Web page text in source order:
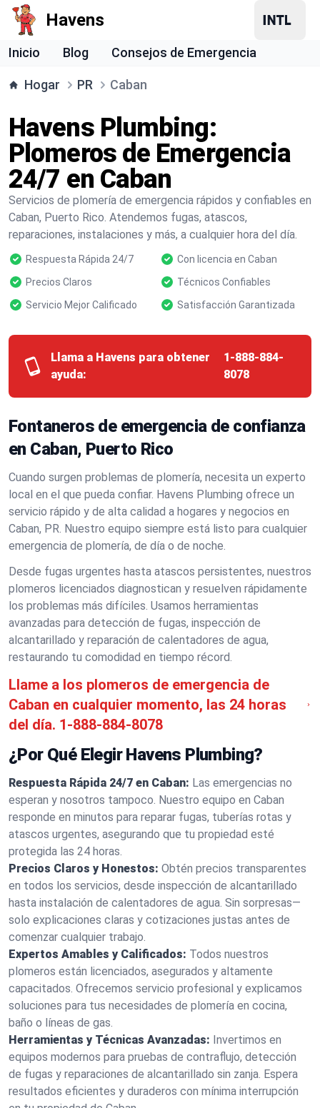
Havens
Inicio Blog Consejos de Emergencia
Hogar PR Caban
Havens Plumbing:
Plomeros de Emergencia
24/7 en Caban
Servicios de plomería de emergencia rápidos y confiables en
Caban, Puerto Rico. Atendemos fugas, atascos,
reparaciones, instalaciones y más, a cualquier hora del día.
Respuesta Rápida 24/7
Con licencia en Caban
Precios Claros
Técnicos Confiables
Servicio Mejor Calificado
Satisfacción Garantizada
Llama a Havens para obtener
ayuda:
1-888-884-
8078
Fontaneros de emergencia de confianza
en Caban, Puerto Rico
Cuando surgen problemas de plomería, necesita un experto
local en el que pueda confiar. Havens Plumbing ofrece un
servicio rápido y de alta calidad a hogares y negocios en
Caban, PR. Nuestro equipo siempre está listo para cualquier
emergencia de plomería, de día o de noche.
Desde fugas urgentes hasta atascos persistentes, nuestros
plomeros licenciados diagnostican y resuelven rápidamente
los problemas más difíciles. Usamos herramientas
avanzadas para detección de fugas, inspección de
alcantarillado y reparación de calentadores de agua,
restaurando tu comodidad en tiempo récord.
Llame a los plomeros de emergencia de
Caban en cualquier momento, las 24 horas
del día. 1-888-884-8078
¿Por Qué Elegir Havens Plumbing?
Respuesta Rápida 24/7 en Caban: Las emergencias no
esperan y nosotros tampoco. Nuestro equipo en Caban
responde en minutos para reparar fugas, tuberías rotas y
atascos urgentes, asegurando que tu propiedad esté
protegida las 24 horas.
Precios Claros y Honestos: Obtén precios transparentes
en todos los servicios, desde inspección de alcantarillado
hasta instalación de calentadores de agua. Sin sorpresas—
solo explicaciones claras y cotizaciones justas antes de
comenzar cualquier trabajo.
Expertos Amables y Calificados: Todos nuestros
plomeros están licenciados, asegurados y altamente
capacitados. Ofrecemos servicio profesional y explicamos
soluciones para tus necesidades de plomería en cocina,
baño o líneas de gas.
Herramientas y Técnicas Avanzadas: Invertimos en
equipos modernos para pruebas de contraflujo, detección
de fugas y reparaciones de alcantarillado sin zanja. Espera
resultados eficientes y duraderos con mínima interrupción